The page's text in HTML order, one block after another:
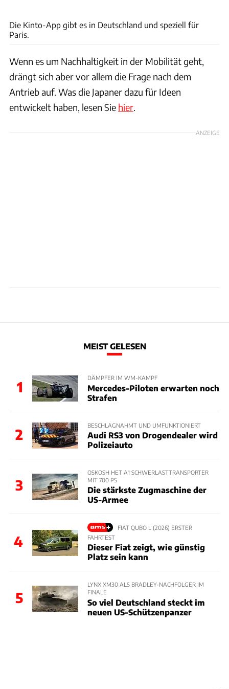
Die Kinto-App gibt es in Deutschland und speziell für
Paris.
Wenn es um Nachhaltigkeit in der Mobilität geht,
drängt sich aber vor allem die Frage nach dem
Antrieb auf. Was die Japaner dazu für Ideen
entwickelt haben, lesen Sie hier.
ANZEIGE
MEIST GELESEN
1
DÄMPFER IM WM-KAMPF
Mercedes-Piloten erwarten noch
Strafen
2
BESCHLAGNAHMT UND UMFUNKTIONIERT
Audi RS3 von Drogendealer wird
Polizeiauto
3
OSKOSH HET A1 SCHWERLASTTRANSPORTER
MIT 700 PS
Die stärkste Zugmaschine der
US-Armee
4
FIAT QUBO L (2026) ERSTER
FAHRTEST
Dieser Fiat zeigt, wie günstig
Platz sein kann
5
LYNX XM30 ALS BRADLEY-NACHFOLGER IM
FINALE
So viel Deutschland steckt im
neuen US-Schützenpanzer